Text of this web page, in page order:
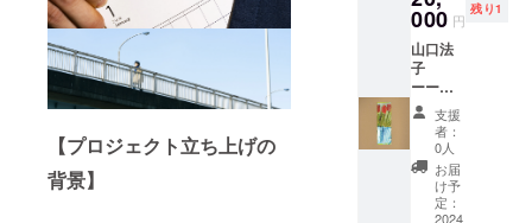
【プロジェクト立ち上げの
背景】
質な図
書であ
る。そ
の異質
さを好
ましく
感じ
る。・
・・
（つづ
きは応
によっ
て現さ
れて多
くの人
の目に
触れる
機会を
得たと
いうの
は、作
家たち
ほんと
にすご
いと思
う。大
量の展
覧会と
じっく
りと向
き合い
なが
ら、文
覚。こ
れが積
み重
なって
歴史に
なるの
なら、
僕は嬉
しい。
彼は公
務員
だった
がル
ネ・マ
グリッ
トの絵
に感銘
を受け
てから
アート
た？い
や、文
章書い
ていた
よ。い
つだっ
て作品
の方
に、ス
ポット
ライト
ンスタ
ジオ、
九段下
のアー
トフェ
アな
ど、こ
こで
も、、
という
ところ
特別割
引チ
ケット
ーーー
ーー 応
援コメ
ント：
赤池奈
津希 -
『平岡
手帖』
000 円
残り1
山口法
子
ーーー
ーー
●『平岡
手帖』
定期購
読_12ヶ
月 ＋ ●
支援
者：
0人
お届
け予
定：
2024